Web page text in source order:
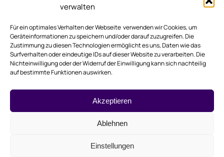
verwalten
Für ein optimales Verhalten der Webseite verwenden wir Cookies, um
Geräteinformationen zu speichern und/oder darauf zuzugreifen. Die
Zustimmung zu diesen Technologien ermöglicht es uns, Daten wie das
Surfverhalten oder eindeutige IDs auf dieser Website zu verarbeiten. Die
Nichteinwilligung oder der Widerruf der Einwilligung kann sich nachteilig
auf bestimmte Funktionen auswirken.
Akzeptieren
Ablehnen
Einstellungen
Rechtliche Hinweise
Impressum
Cookie-Richtlinie (EU)